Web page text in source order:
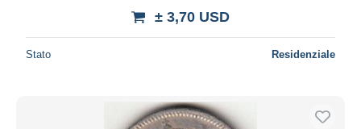
± 3,70 USD
Stato Residenziale